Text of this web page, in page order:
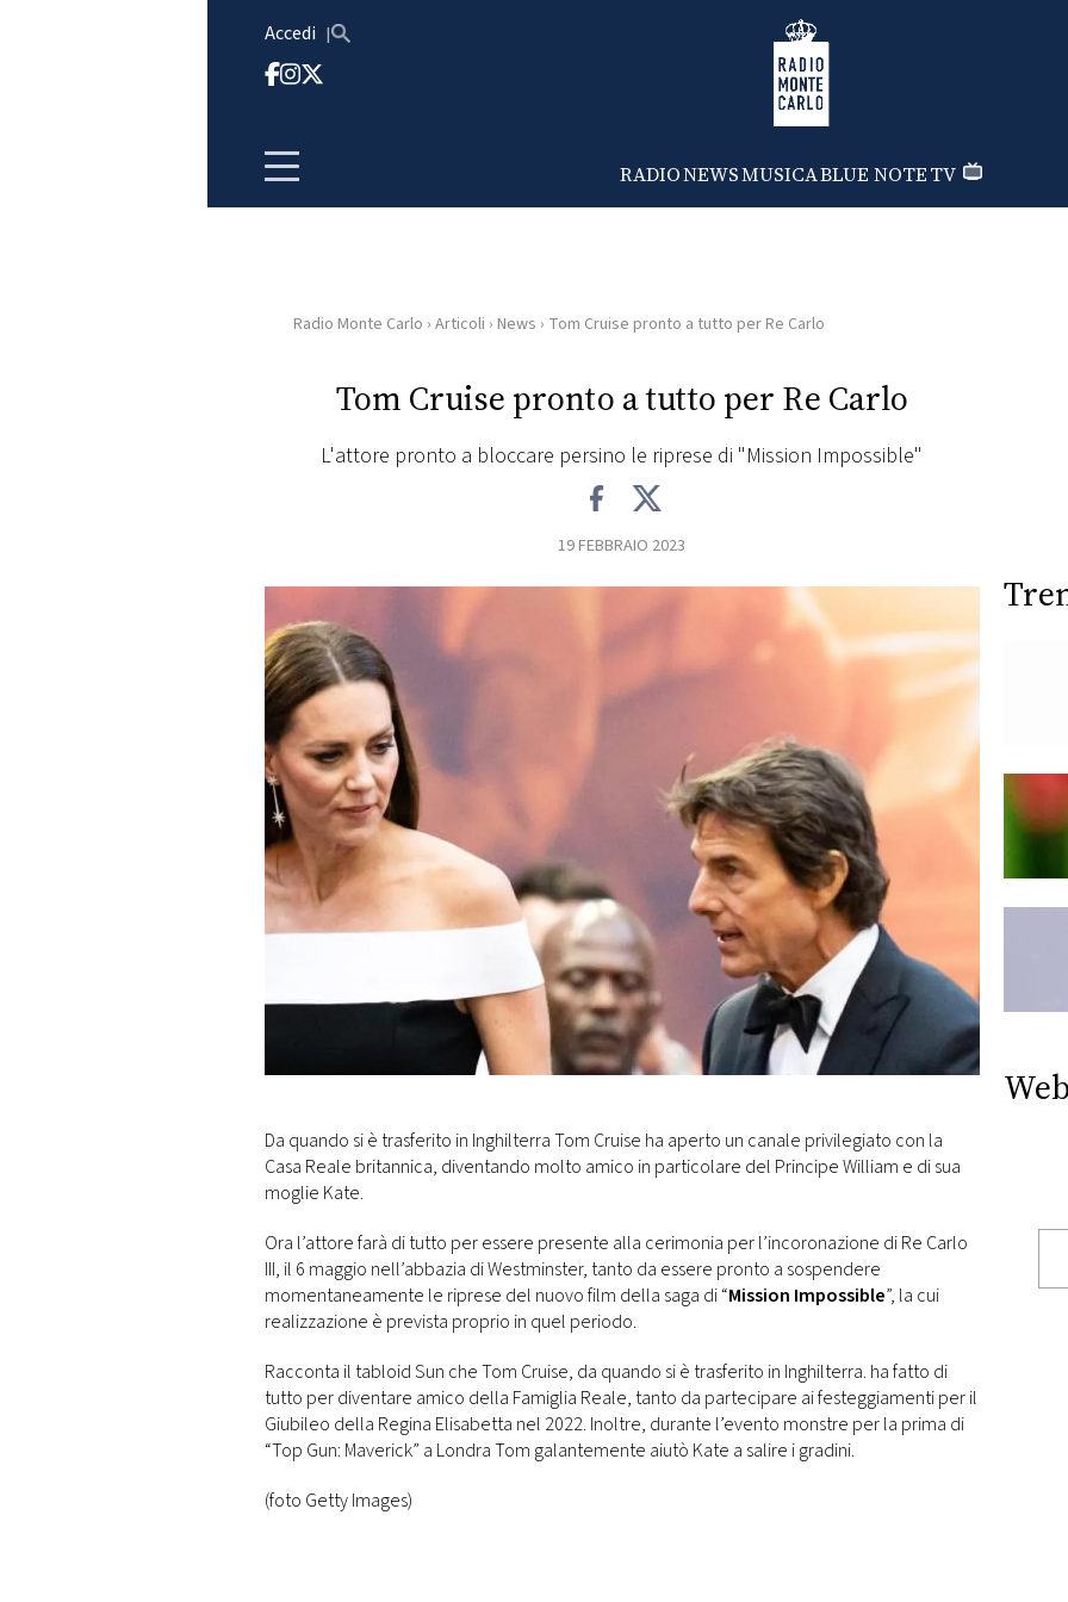
Accedi Radio Monte Carlo
RADIONEWSMUSICABLUE NOTETV
HOME
NEWS
FOTO
CONCORSI
EVENTI
VIDEO
DI
RMC
CONSIGLIA
Radio Monte Carlo › Articoli › News › Tom Cruise pronto a tutto per Re Carlo
Tom Cruise pronto a tutto per Re Carlo
L'attore pronto a bloccare persino le riprese di "Mission Impossible"
19 FEBBRAIO 2023
Da quando si è trasferito in Inghilterra Tom Cruise ha aperto un canale privilegiato con la
Casa Reale britannica, diventando molto amico in particolare del Principe William e di sua
moglie Kate.
Ora l’attore farà di tutto per essere presente alla cerimonia per l’incoronazione di Re Carlo
III, il 6 maggio nell’abbazia di Westminster, tanto da essere pronto a sospendere
momentaneamente le riprese del nuovo film della saga di “Mission Impossible”, la cui
realizzazione è prevista proprio in quel periodo.
Racconta il tabloid Sun che Tom Cruise, da quando si è trasferito in Inghilterra. ha fatto di
tutto per diventare amico della Famiglia Reale, tanto da partecipare ai festeggiamenti per il
Giubileo della Regina Elisabetta nel 2022. Inoltre, durante l’evento monstre per la prima di
“Top Gun: Maverick” a Londra Tom galantemente aiutò Kate a salire i gradini.
(foto Getty Images)